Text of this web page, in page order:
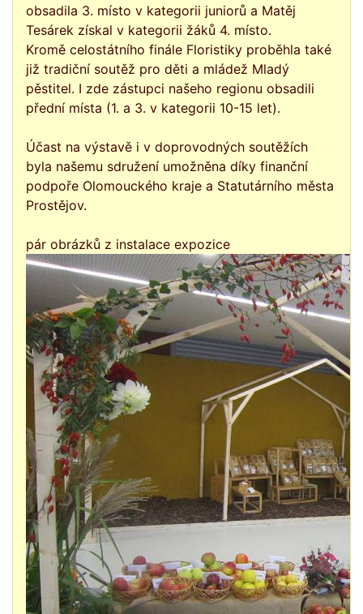
obsadila 3. místo v kategorii juniorů a Matěj
Tesárek získal v kategorii žáků 4. místo.
Kromě celostátního finále Floristiky proběhla také
již tradiční soutěž pro děti a mládež Mladý
pěstitel. I zde zástupci našeho regionu obsadili
přední místa (1. a 3. v kategorii 10-15 let).
Účast na výstavě i v doprovodných soutěžích
byla našemu sdružení umožněna díky finanční
podpoře Olomouckého kraje a Statutárního města
Prostějov.
pár obrázků z instalace expozice